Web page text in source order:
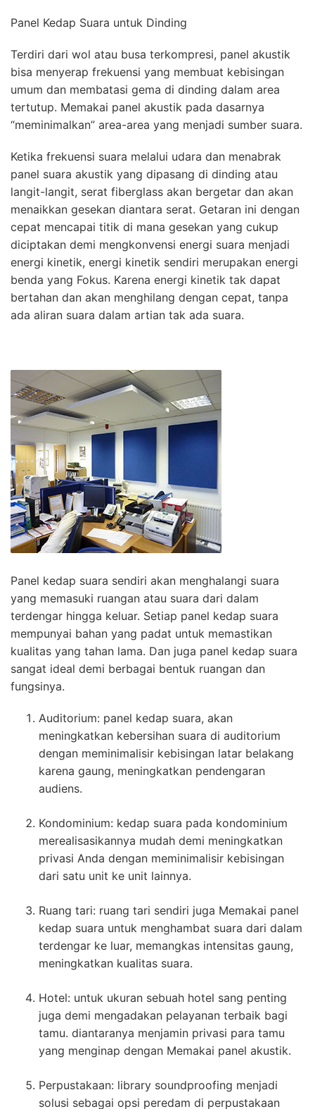
Panel Kedap Suara untuk Dinding
Terdiri dari wol atau busa terkompresi, panel akustik
bisa menyerap frekuensi yang membuat kebisingan
umum dan membatasi gema di dinding dalam area
tertutup. Memakai panel akustik pada dasarnya
“meminimalkan” area-area yang menjadi sumber suara.
Ketika frekuensi suara melalui udara dan menabrak
panel suara akustik yang dipasang di dinding atau
langit-langit, serat fiberglass akan bergetar dan akan
menaikkan gesekan diantara serat. Getaran ini dengan
cepat mencapai titik di mana gesekan yang cukup
diciptakan demi mengkonvensi energi suara menjadi
energi kinetik, energi kinetik sendiri merupakan energi
benda yang Fokus. Karena energi kinetik tak dapat
bertahan dan akan menghilang dengan cepat, tanpa
ada aliran suara dalam artian tak ada suara.
Panel kedap suara sendiri akan menghalangi suara
yang memasuki ruangan atau suara dari dalam
terdengar hingga keluar. Setiap panel kedap suara
mempunyai bahan yang padat untuk memastikan
kualitas yang tahan lama. Dan juga panel kedap suara
sangat ideal demi berbagai bentuk ruangan dan
fungsinya.
Auditorium: panel kedap suara, akan
meningkatkan kebersihan suara di auditorium
dengan meminimalisir kebisingan latar belakang
karena gaung, meningkatkan pendengaran
audiens.
Kondominium: kedap suara pada kondominium
merealisasikannya mudah demi meningkatkan
privasi Anda dengan meminimalisir kebisingan
dari satu unit ke unit lainnya.
Ruang tari: ruang tari sendiri juga Memakai panel
kedap suara untuk menghambat suara dari dalam
terdengar ke luar, memangkas intensitas gaung,
meningkatkan kualitas suara.
Hotel: untuk ukuran sebuah hotel sang penting
juga demi mengadakan pelayanan terbaik bagi
tamu. diantaranya menjamin privasi para tamu
yang menginap dengan Memakai panel akustik.
Perpustakaan: library soundproofing menjadi
solusi sebagai opsi peredam di perpustakaan